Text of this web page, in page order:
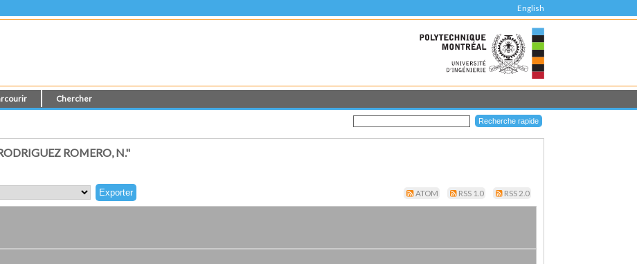
English
Chercher
ROMERO, N."
ATOM RSS 1.0 RSS 2.0